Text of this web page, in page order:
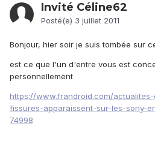
Invité Céline62
Posté(e) 3 juillet 2011
Bonjour, hier soir je suis tombée sur
est ce que l'un d'entre vous est
personnellement
https://www.frandroid.com/
fissures-apparaissent-sur-les-sony-
74998